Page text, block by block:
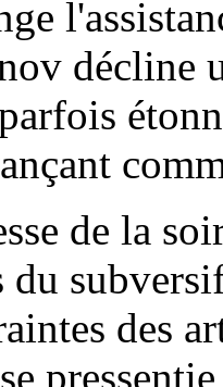
décline
de la
du
des